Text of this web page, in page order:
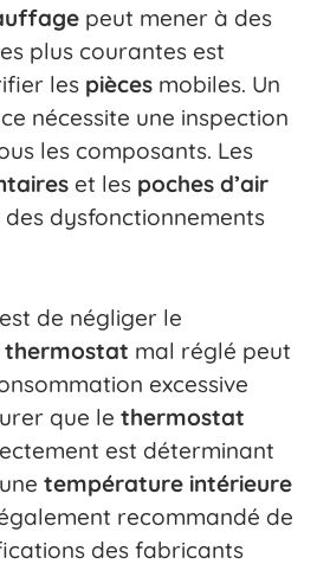
peut mener à des
plus courantes est
les pièces mobiles. Un
nécessite une inspection
les composants. Les
et les poches d’air
dysfonctionnements
de négliger le
thermostat mal réglé peut
excessive
que le thermostat
est déterminant
température intérieure
recommandé de
des fabricants